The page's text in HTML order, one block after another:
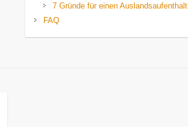
7 Gründe für einen Auslandsaufenthalt
FAQ